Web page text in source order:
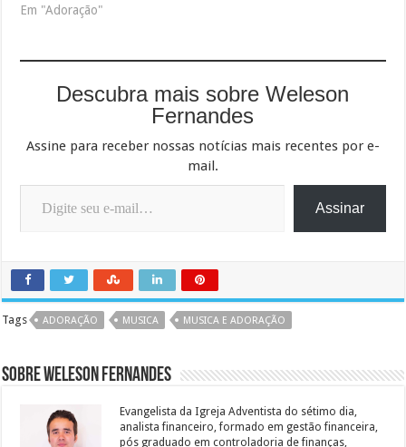
Em "Adoração"
Descubra mais sobre Weleson
Fernandes
Assine para receber nossas notícias mais recentes por e-
mail.
Digite seu e-mail…
Assinar
Tags ADORAÇÃO MUSICA MUSICA E ADORAÇÃO
Sobre Weleson Fernandes
Evangelista da Igreja Adventista do sétimo dia,
analista financeiro, formado em gestão financeira,
pós graduado em controladoria de finanças,